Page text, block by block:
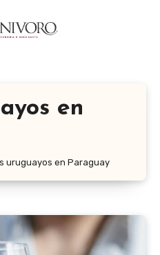
en
uruguayos en Paraguay